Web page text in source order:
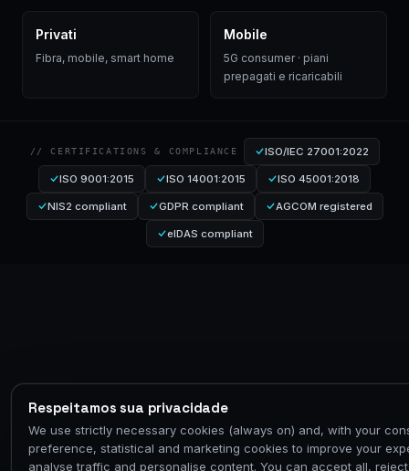
Respeitamos sua privacidade
We use strictly necessary cookies (always on) and, with your
preference, statistical and marketing cookies to improve your
analyse traffic and personalise content. You can accept all,
Privati
Fibra, mobile, smart home
Mobile
5G consumer · piani
prepagati e ricaricabili
// CERTIFICATIONS & COMPLIANCE ISO/IEC 27001:2022
ISO 9001:2015 ISO 14001:2015 ISO 45001:2018
NIS2 compliant GDPR compliant AGCOM registered
eIDAS compliant